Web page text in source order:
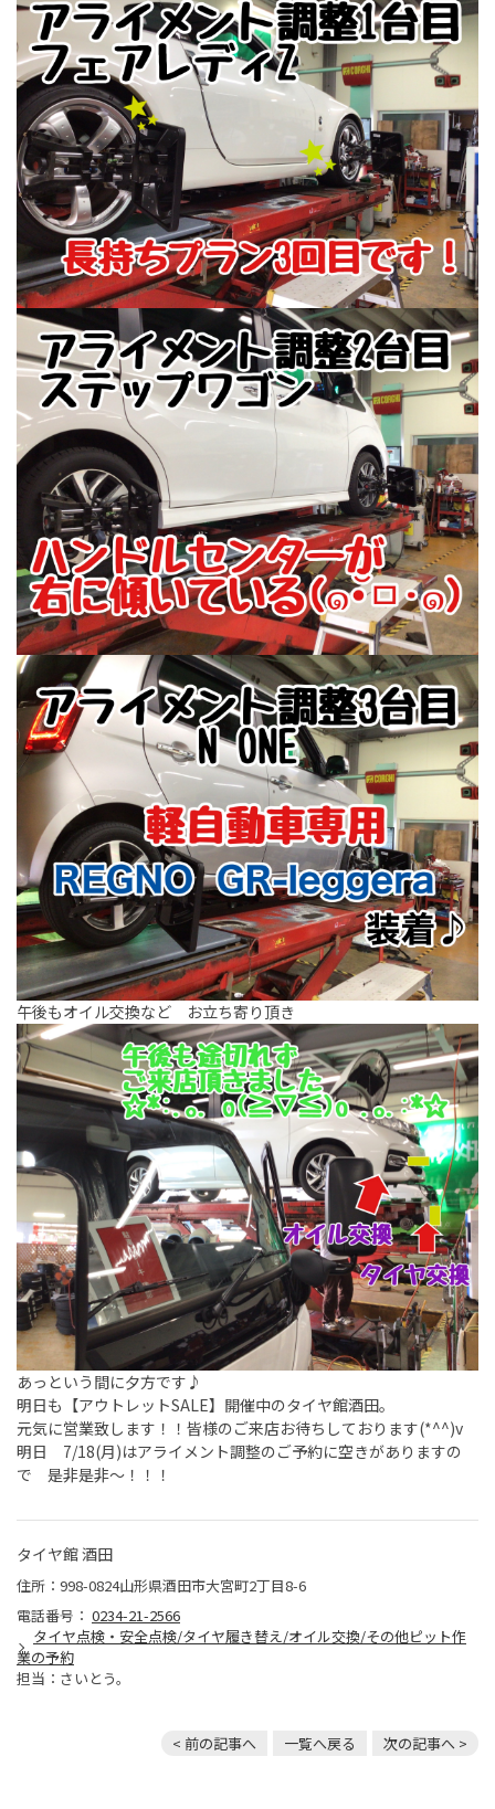
午後もオイル交換など お立ち寄り頂き
あっという間に夕方です♪
明日も【アウトレットSALE】開催中のタイヤ館酒田。
元気に営業致します！！皆様のご来店お待ちしております(*^^)v
明日 7/18(月)はアライメント調整のご予約に空きがありますの
で 是非是非～！！！
タイヤ館 酒田
住所：998-0824山形県酒田市大宮町2丁目8-6
電話番号： 0234-21-2566
タイヤ点検・安全点検/タイヤ履き替え/オイル交換/その他ピット作
業の予約
担当：さいとう。
< 前の記事へ 一覧へ戻る 次の記事へ >